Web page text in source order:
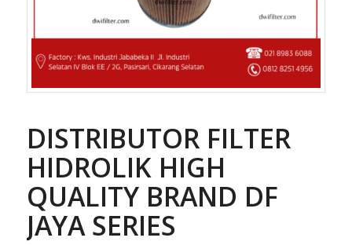
DISTRIBUTOR FILTER
HIDROLIK HIGH
QUALITY BRAND DF
JAYA SERIES